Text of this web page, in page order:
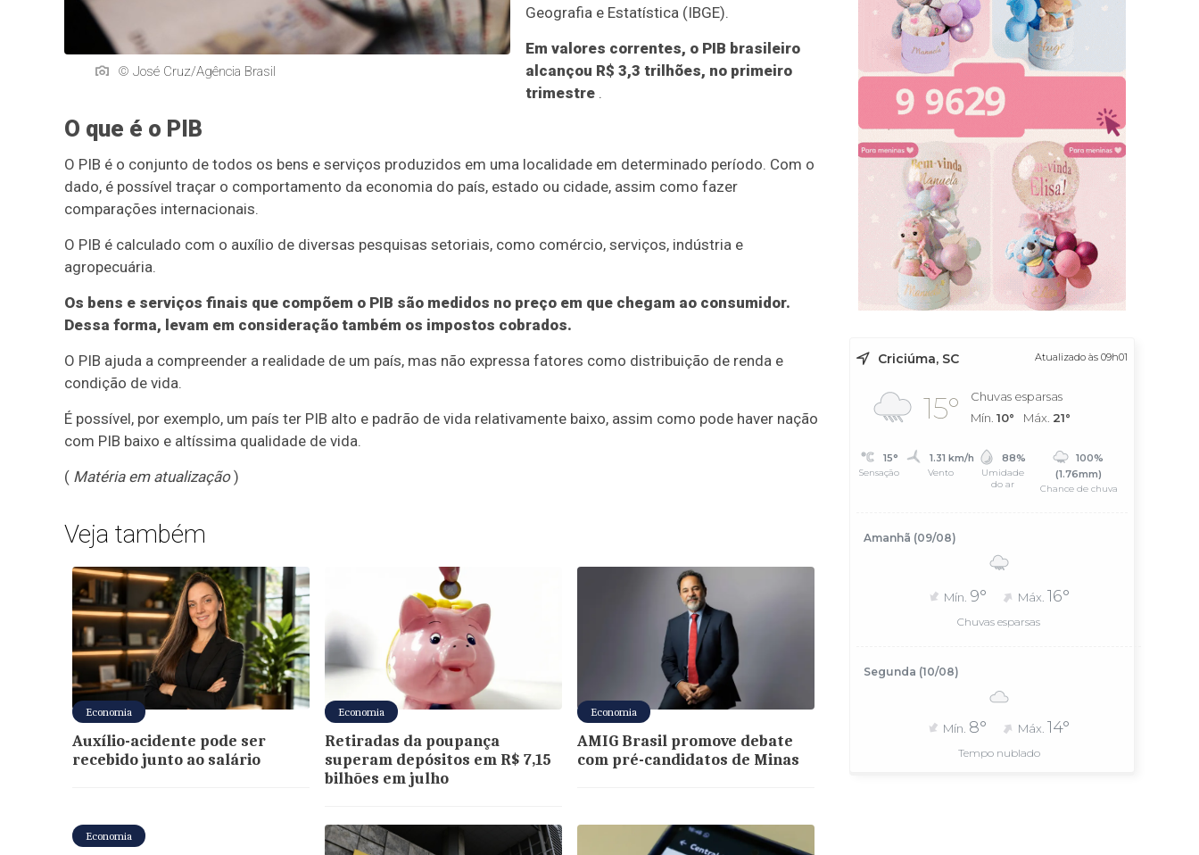
© José Cruz/Agência Brasil
Geografia e Estatística (IBGE).
Em valores correntes, o PIB brasileiro
alcançou R$ 3,3 trilhões, no primeiro
trimestre .
O que é o PIB
O PIB é o conjunto de todos os bens e serviços produzidos em uma localidade em determinado período. Com o
dado, é possível traçar o comportamento da economia do país, estado ou cidade, assim como fazer
comparações internacionais.
O PIB é calculado com o auxílio de diversas pesquisas setoriais, como comércio, serviços, indústria e
agropecuária.
Os bens e serviços finais que compõem o PIB são medidos no preço em que chegam ao consumidor.
Dessa forma, levam em consideração também os impostos cobrados.
O PIB ajuda a compreender a realidade de um país, mas não expressa fatores como distribuição de renda e
condição de vida.
É possível, por exemplo, um país ter PIB alto e padrão de vida relativamente baixo, assim como pode haver nação
com PIB baixo e altíssima qualidade de vida.
( Matéria em atualização)
Veja também
Economia
Auxílio-acidente pode ser
recebido junto ao salário
Economia
Retiradas da poupança
superam depósitos em R$ 7,15
bilhões em julho
Economia
AMIG Brasil promove debate
com pré-candidatos de Minas
Economia
Criciúma, SC Atualizado às 09h01
15°
Chuvas esparsas
Mín. 10° Máx. 21°
15°
Sensação
1.31 km/h
Vento
88%
Umidade
do ar
100%
(1.76mm)
Chance de chuva
Amanhã (09/08)
Mín. 9° Máx. 16°
Chuvas esparsas
Segunda (10/08)
Mín. 8° Máx. 14°
Tempo nublado